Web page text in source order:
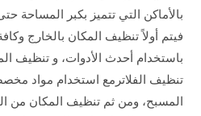
بالأماكن التي تتميز بكبر المساحة
فيتم أولاً تنظيف المكان بالخارج
باستخدام أحدث الأدوات، و تنظيف
تنظيف الفلاترمع استخدام مواد
المسبح، ومن ثم تنظيف المكان من